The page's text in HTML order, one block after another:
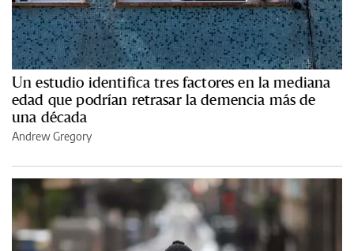
Un estudio identifica tres factores en la mediana
edad que podrían retrasar la demencia más de
una década
Andrew Gregory